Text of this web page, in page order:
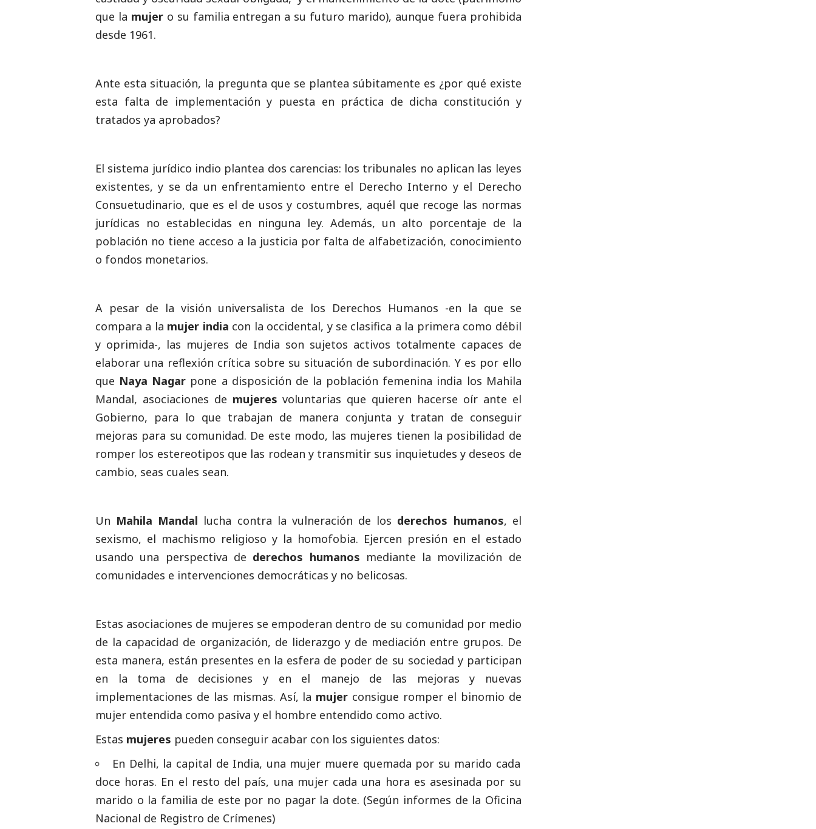
que la mujero su familia entregan a su futuro marido), aunque fuera prohibida
desde 1961.
Ante esta situación, la pregunta que se plantea súbitamente es ¿por qué existe
esta falta de implementación y puesta en práctica de dicha constitución y
tratados ya aprobados?
El sistema jurídico indio plantea dos carencias: los tribunales no aplican las leyes
existentes, y se da un enfrentamiento entre el Derecho Interno y el Derecho
Consuetudinario, que es el de usos y costumbres, aquél que recoge las normas
jurídicas no establecidas en ninguna ley. Además, un alto porcentaje de la
población no tiene acceso a la justicia por falta de alfabetización, conocimiento
o fondos monetarios.
A pesar de la visión universalista de los Derechos Humanos -en la que se
compara a la mujer india con la occidental, y se clasifica a la primera como débil
y oprimida-, las mujeres de India son sujetos activos totalmente capaces de
elaborar una reflexión crítica sobre su situación de subordinación. Y es por ello
que Naya Nagar pone a disposición de la población femenina india los Mahila
Mandal, asociaciones de mujeres voluntarias que quieren hacerse oír ante el
Gobierno, para lo que trabajan de manera conjunta y tratan de conseguir
mejoras para su comunidad. De este modo, las mujeres tienen la posibilidad de
romper los estereotipos que las rodean y transmitir sus inquietudes y deseos de
cambio, seas cuales sean.
Un Mahila Mandal lucha contra la vulneración de los derechos humanos, el
sexismo, el machismo religioso y la homofobia. Ejercen presión en el estado
usando una perspectiva de derechos humanos mediante la movilización de
comunidades e intervenciones democráticas y no belicosas.
Estas asociaciones de mujeres se empoderan dentro de su comunidad por medio
de la capacidad de organización, de liderazgo y de mediación entre grupos. De
esta manera, están presentes en la esfera de poder de su sociedad y participan
en la toma de decisiones y en el manejo de las mejoras y nuevas
implementaciones de las mismas. Así, la mujer consigue romper el binomio de
mujer entendida como pasiva y el hombre entendido como activo.
Estas mujeres pueden conseguir acabar con los siguientes datos:
En Delhi, la capital de India, una mujer muere quemada por su marido cada
doce horas. En el resto del país, una mujer cada una hora es asesinada por su
marido o la familia de este por no pagar la dote. (Según informes de la Oficina
Nacional de Registro de Crímenes)